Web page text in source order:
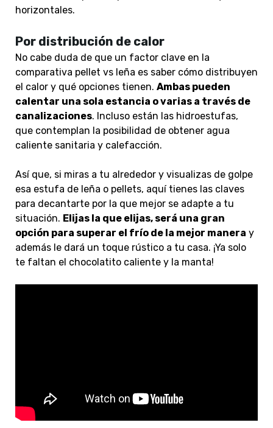
horizontales.
Por distribución de calor
No cabe duda de que un factor clave en la
comparativa pellet vs leña es saber cómo distribuyen
el calor y qué opciones tienen. Ambas pueden
calentar una sola estancia o varias a través de
canalizaciones. Incluso están las hidroestufas,
que contemplan la posibilidad de obtener agua
caliente sanitaria y calefacción.
Así que, si miras a tu alrededor y visualizas de golpe
esa estufa de leña o pellets, aquí tienes las claves
para decantarte por la que mejor se adapte a tu
situación. Elijas la que elijas, será una gran
opción para superar el frío de la mejor manera y
además le dará un toque rústico a tu casa. ¡Ya solo
te faltan el chocolatito caliente y la manta!